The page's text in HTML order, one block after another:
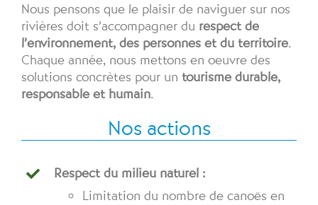
Nous pensons que le plaisir de naviguer sur nos
rivières doit s’accompagner du respect de
l’environnement, des personnes et du territoire.
Chaque année, nous mettons en oeuvre des
solutions concrètes pour un tourisme durable,
responsable et humain.
Nos actions
Respect du milieu naturel :
Limitation du nombre de canoës en